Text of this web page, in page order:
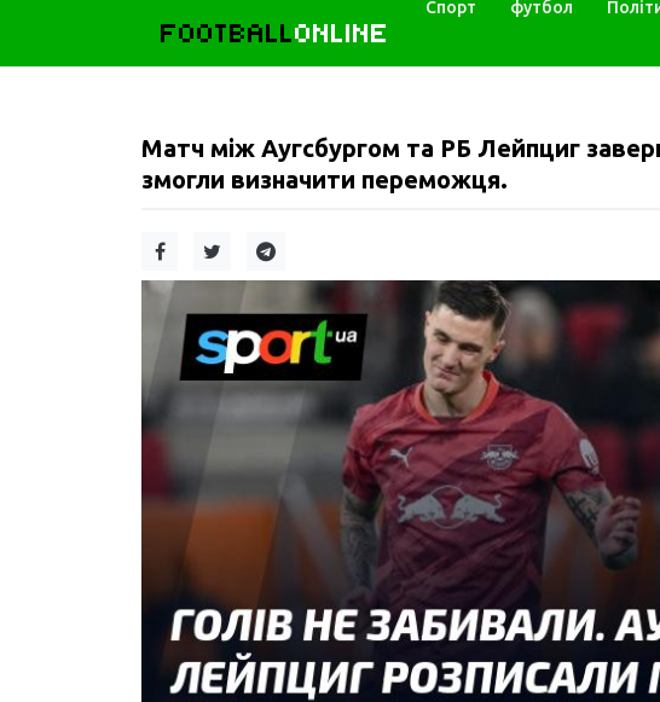
FOOTBALLONLINE
Спорт футбол
Матч між Аугсбургом та РБ Лейпциг
змогли визначити переможця.